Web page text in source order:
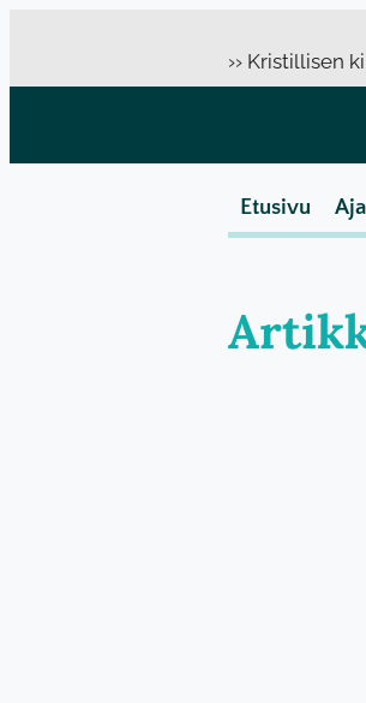
›› Kristillisen
Etusivu